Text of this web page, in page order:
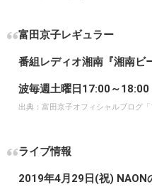
富田京子レギュラー
番組レディオ湘南『湘南ビ
波毎週土曜日17:00～18:00
出典： 富田京子オフィシャルブログ「
ライブ情報
2019年4月29日(祝) NAON